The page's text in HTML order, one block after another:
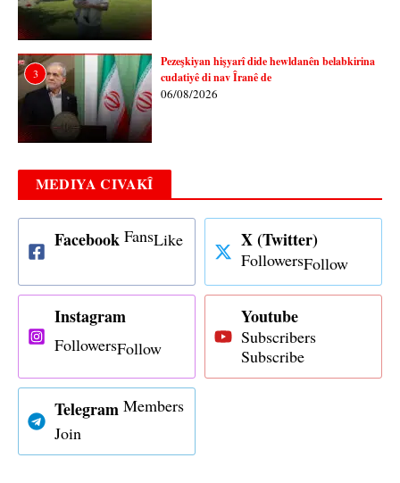
3
Pezeşkiyan hişyarî dide hewldanên belabkirina
cudatiyê di nav Îranê de
06/08/2026
MEDIYA CIVAKÎ
Facebook FansLike X (Twitter)
FollowersFollow
Instagram
FollowersFollow
Youtube
Subscribers
Subscribe
Telegram Members
Join